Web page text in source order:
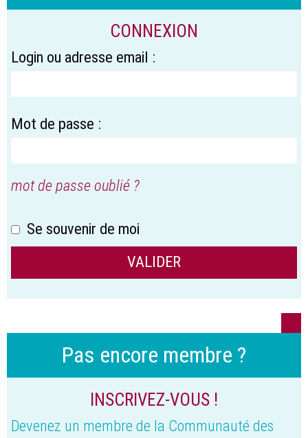
CONNEXION
Login ou adresse email :
Mot de passe :
mot de passe oublié ?
Se souvenir de moi
Pas encore membre ?
INSCRIVEZ-VOUS !
Devenez un membre de la Communauté des